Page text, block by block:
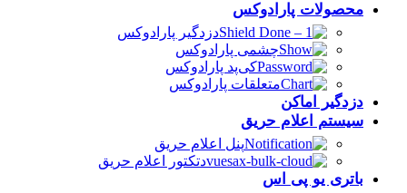
محصولات پارادوکس
دزدگیر پارادوکس
چشمی پارادوکس
کی‌پد پارادوکس
متعلقات پارادوکس
دزدگیر اماکن
سیستم اعلام حریق
پنل اعلام حریق
دتکتور اعلام حریق
باتری یو پی اس